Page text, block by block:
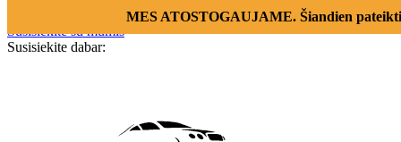
MES ATOSTOGAUJAME. Šiandien
Susisiekite su mumis
Susisiekite dabar: